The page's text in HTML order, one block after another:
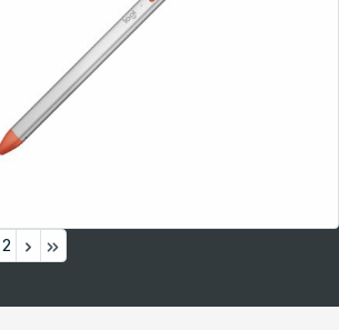
Crayon Digitaler Zeichenstift
2